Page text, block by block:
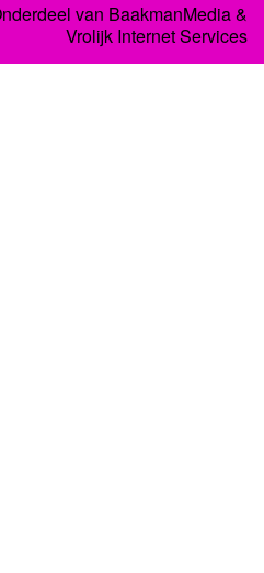
van BaakmanMedia&
Vrolijk Internet Services